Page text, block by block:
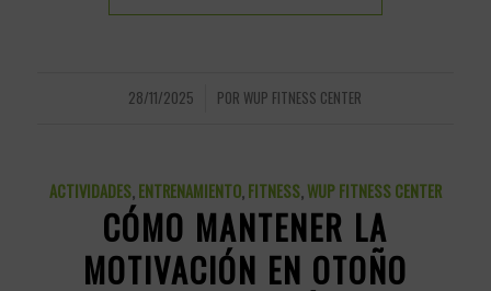
28/11/2025
/ POR WUP FITNESS CENTER
ACTIVIDADES,ENTRENAMIENTO,FITNESS,WUP FITNESS CENTER
CÓMO MANTENER LA
MOTIVACIÓN EN OTOÑO